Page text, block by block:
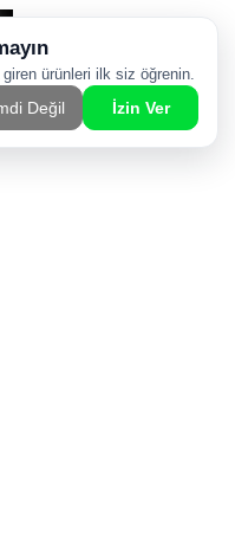
Sipariş Hattı